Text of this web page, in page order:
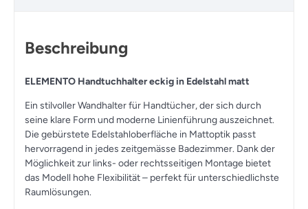
Beschreibung
ELEMENTO Handtuchhalter eckig in Edelstahl matt
Ein stilvoller Wandhalter für Handtücher, der sich durch
seine klare Form und moderne Linienführung auszeichnet.
Die gebürstete Edelstahloberfläche in Mattoptik passt
hervorragend in jedes zeitgemässe Badezimmer. Dank der
Möglichkeit zur links- oder rechtsseitigen Montage bietet
das Modell hohe Flexibilität – perfekt für unterschiedlichste
Raumlösungen.